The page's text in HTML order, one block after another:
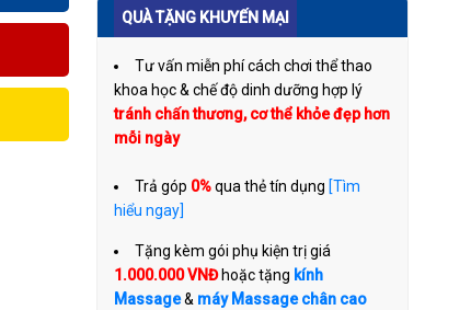
QUÀ TẶNG KHUYẾN MẠI
Tư vấn miễn phí cách chơi thể thao
khoa học & chế độ dinh dưỡng hợp lý
tránh chấn thương, cơ thể khỏe đẹp hơn
mỗi ngày
Trả góp 0%qua thẻ tín dụng [Tìm
hiểu ngay]
Tặng kèm gói phụ kiện trị giá
1.000.000 VNĐ hoặc tặng kính
Massage& máy Massage chân cao